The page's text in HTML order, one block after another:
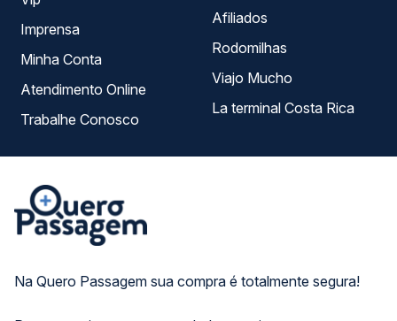
Na Quero Passagem sua compra é totalmente segura!
Imprensa
Minha Conta
Atendimento Online
Trabalhe Conosco
Afiliados
Rodomilhas
Viajo Mucho
La terminal Costa Rica